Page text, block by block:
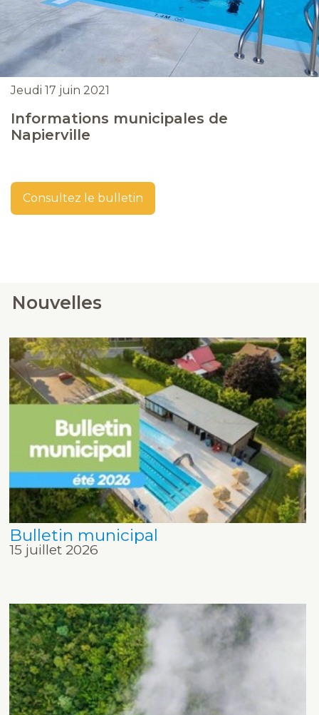
Jeudi 17 juin 2021
Informations municipales de
Napierville
Consultez le bulletin
Nouvelles
Bulletin municipal
15 juillet 2026